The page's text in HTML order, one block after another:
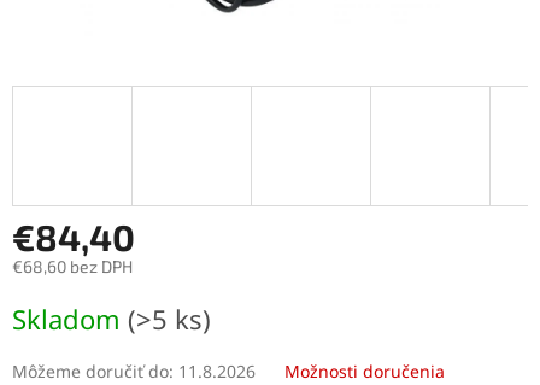
€84,40
€68,60 bez DPH
cena:
Skladom (>5 ks)
Môžeme doručiť do: 11.8.2026 Možnosti doručenia